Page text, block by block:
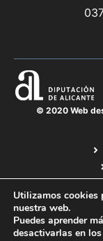
© 2020 Web
Utilizamos cookies
nuestra web.
Puedes aprender
desactivarlas en los